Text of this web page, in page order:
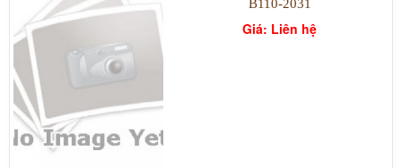
B110-2031
Giá: Liên hệ